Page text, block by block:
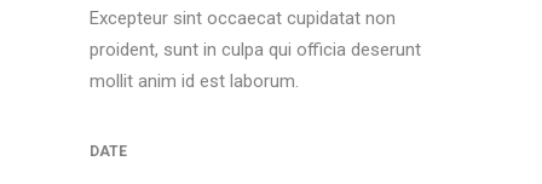
Excepteur sint occaecat cupidatat non
proident, sunt in culpa qui officia deserunt
mollit anim id est laborum.
DATE